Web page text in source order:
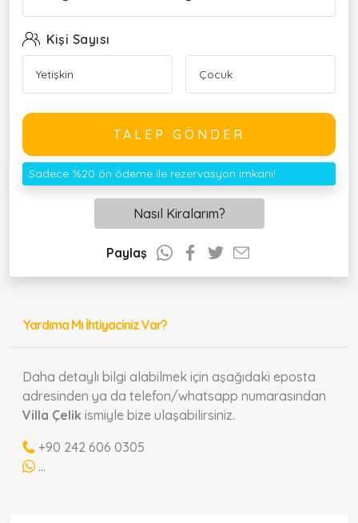
Kişi Sayısı
TALEP GÖNDER
Sadece %20 ön ödeme ile rezervasyon imkanı!
Nasıl Kiralarım?
Paylaş
Yardıma Mı İhtiyaciniz Var?
Daha detaylı bilgi alabilmek için aşağıdaki eposta
adresinden ya da telefon/whatsapp numarasından
Villa Çelik ismiyle bize ulaşabilirsiniz.
+90 242 606 0305
...